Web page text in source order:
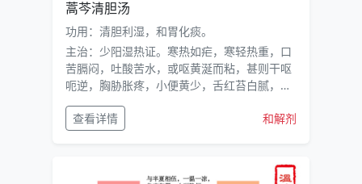
蒿芩清胆汤
功用：清胆利湿，和胃化痰。
主治：少阳湿热证。寒热如疟，寒轻热重，口
苦膈闷，吐酸苦水，或呕黄涎而粘，甚则干呕
呃逆，胸胁胀疼，小便黄少，舌红苔白腻，间
现杂色，脉数而右滑左弦者。
查看详情
和解剂